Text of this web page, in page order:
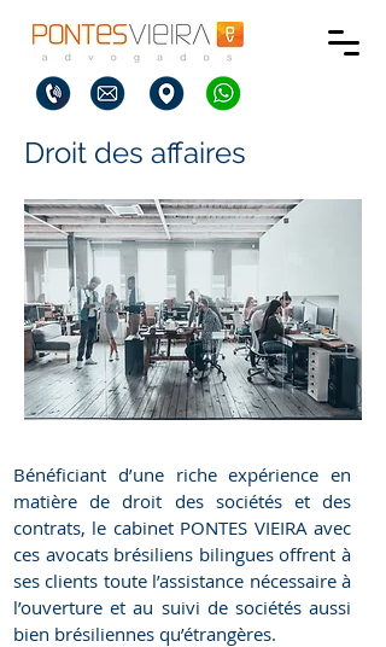
Droit des affaires
Bénéficiant d’une riche expérience en
matière de droit des sociétés et des
contrats, le cabinet PONTES VIEIRA avec
ces avocats brésiliens bilingues offrent à
ses clients toute l’assistance nécessaire à
l’ouverture et au suivi de sociétés aussi
bien brésiliennes qu’étrangères.